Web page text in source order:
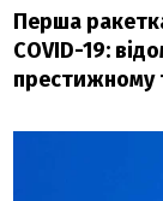
Перша
COVID-19:
престижному